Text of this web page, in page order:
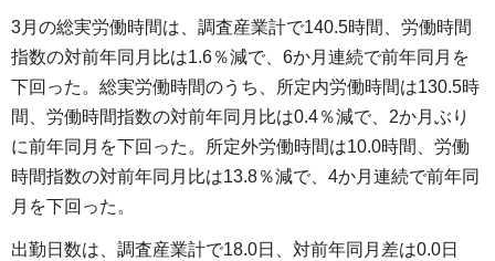
3月の総実労働時間は、調査産業計で140.5時間、労働時間
指数の対前年同月比は1.6％減で、6か月連続で前年同月を
下回った。総実労働時間のうち、所定内労働時間は130.5時
間、労働時間指数の対前年同月比は0.4％減で、2か月ぶり
に前年同月を下回った。所定外労働時間は10.0時間、労働
時間指数の対前年同月比は13.8％減で、4か月連続で前年同
月を下回った。
出勤日数は、調査産業計で18.0日、対前年同月差は0.0日